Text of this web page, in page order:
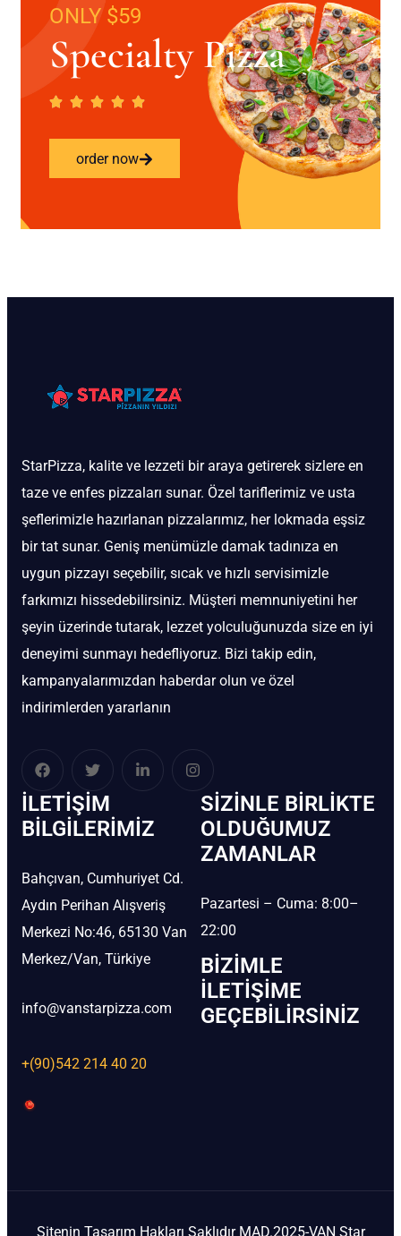
ONLY $59
Specialty Pizza
order now
StarPizza, kalite ve lezzeti bir araya getirerek sizlere en
taze ve enfes pizzaları sunar. Özel tariflerimiz ve usta
şeflerimizle hazırlanan pizzalarımız, her lokmada eşsiz
bir tat sunar. Geniş menümüzle damak tadınıza en
uygun pizzayı seçebilir, sıcak ve hızlı servisimizle
farkımızı hissedebilirsiniz. Müşteri memnuniyetini her
şeyin üzerinde tutarak, lezzet yolculuğunuzda size en iyi
deneyimi sunmayı hedefliyoruz. Bizi takip edin,
kampanyalarımızdan haberdar olun ve özel
indirimlerden yararlanın
İLETIŞIM
BİLGILERIMIZ
Bahçıvan, Cumhuriyet Cd.
Aydın Perihan Alışveriş
Merkezi No:46, 65130 Van
Merkez/Van, Türkiye
info@vanstarpizza.com
+(90)542 214 40 20
SIZINLE BIRLIKTE
OLDUĞUMUZ
ZAMANLAR
Pazartesi – Cuma: 8:00–
22:00
BIZIMLE
İLETIŞIME
GEÇEBILIRSINIZ
Sitenin Tasarım Hakları Saklıdır MAD.2025-VAN Star